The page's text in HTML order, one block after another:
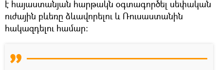
է հայաստանյան հարթակն օգտագործել սեփական
ուժային բևեռը ձևավորելու և Ռուսաստանին
հակազդելու համար։